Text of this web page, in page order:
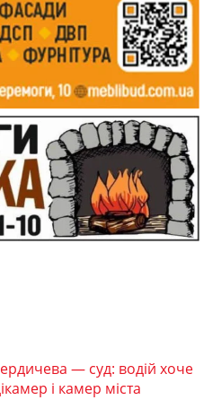
— суд: водій хоче
і камер міста